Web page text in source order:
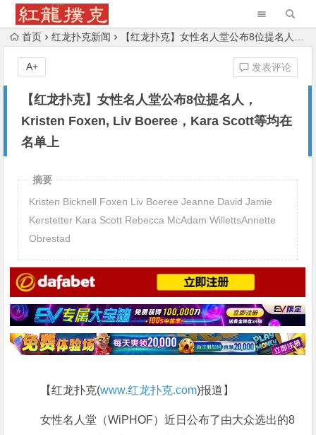
首页 红龙扑克新闻 【红龙扑克】女性名人堂公布8位提名人，Kristen Foxen, Liv Boeree，Kara Scott等均在名单上
【红龙扑克】女性名人堂公布8位提名人，
Kristen Foxen, Liv Boeree，Kara Scott等均在
名单上
发表评论
A+
摘要
Kristen Bicknell Foxen Liv Boeree Jeanne David Jamie
Kerstetter Kara Scott Rebecca McAdam WillettsAnnette
Obrestad
【红龙扑克(www.红龙扑克.com)报道】
女性名人堂（WiPHOF）近日公布了由大众选出的8